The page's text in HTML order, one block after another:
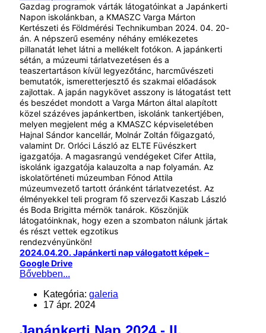
Gazdag programok várták látogatóinkat a Japánkerti
Napon iskolánkban, a KMASZC Varga Márton
Kertészeti és Földmérési Technikumban 2024. 04. 20-
án. A népszerű esemény néhány emlékezetes
pillanatát lehet látni a mellékelt fotókon. A japánkerti
sétán, a múzeumi tárlatvezetésen és a
teaszertartáson kívül legyezőtánc, harcművészeti
bemutatók, ismeretterjesztő és szakmai előadások
zajlottak. A japán nagykövet asszony is látogatást tett
és beszédet mondott a Varga Márton által alapított
közel százéves japánkertben, iskolánk tankertjében,
melyen megjelent még a KMASZC képviseletében
Hajnal Sándor kancellár, Molnár Zoltán főigazgató,
valamint Dr. Orlóci László az ELTE Füvészkert
igazgatója. A magasrangú vendégeket Cifer Attila,
iskolánk igazgatója kalauzolta a nap folyamán. Az
iskolatörténeti múzeumban Fónod Attila
múzeumvezető tartott óránként tárlatvezetést. Az
élményekkel teli program fő szervezői Kaszab László
és Boda Brigitta mérnök tanárok. Köszönjük
látogatóinknak, hogy ezen a szombaton nálunk jártak
és részt vettek egzotikus
rendezvényünkön!
2024.04.20. Japánkerti nap válogatott képek –
Google Drive
Bővebben...
Kategória: galeria
17 ápr. 2024